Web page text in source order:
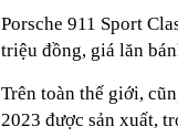
Porsche 911 Sport
triệu đồng, giá lăn
Trên toàn thế giới,
2023 được sản xuất,